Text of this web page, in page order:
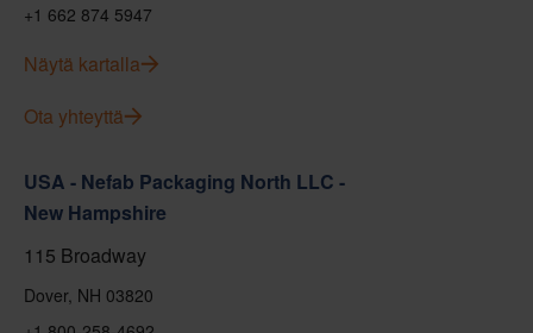
+1 662 874 5947
Näytä kartalla
Ota yhteyttä
USA - Nefab Packaging North LLC -
New Hampshire
115 Broadway
Dover, NH 03820